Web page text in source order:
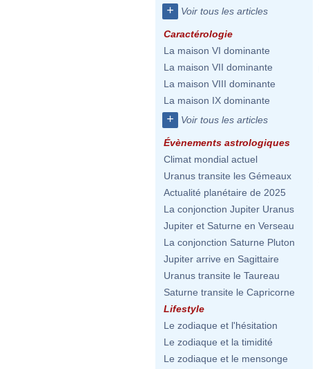
+ Voir tous les articles
Caractérologie
La maison VI dominante
La maison VII dominante
La maison VIII dominante
La maison IX dominante
+ Voir tous les articles
Évènements astrologiques
Climat mondial actuel
Uranus transite les Gémeaux
Actualité planétaire de 2025
La conjonction Jupiter Uranus
Jupiter et Saturne en Verseau
La conjonction Saturne Pluton
Jupiter arrive en Sagittaire
Uranus transite le Taureau
Saturne transite le Capricorne
Lifestyle
Le zodiaque et l'hésitation
Le zodiaque et la timidité
Le zodiaque et le mensonge